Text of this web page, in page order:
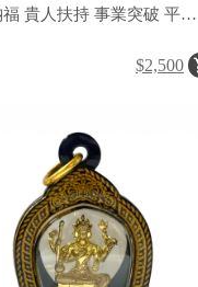
貴人扶持 事業突破 平安
$2,500